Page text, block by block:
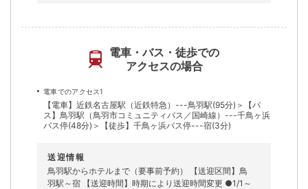
電車・バス・徒歩での
アクセスの場合
電車でのアクセス1
【電車】近鉄名古屋駅（近鉄特急）---鳥羽駅(95分)＞【バ
ス】鳥羽駅（鳥羽市コミュニティバス／国崎線）---千鳥ヶ浜
バス停(48分)＞【徒歩】千鳥ヶ浜バス停---宿(3分)
送迎情報
鳥羽駅からホテルまで（要事前予約） 【送迎区間】鳥
羽駅～宿 【送迎時間】時期により送迎時間変更 ●1/1～